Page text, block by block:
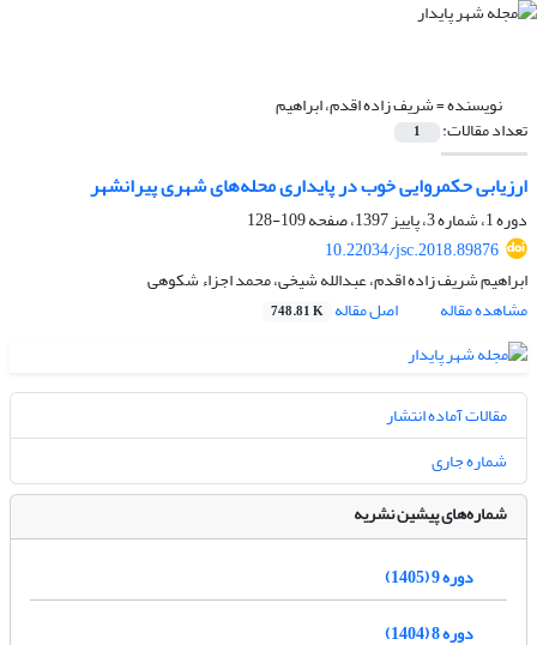
نویسنده =شریف زاده اقدم، ابراهیم
تعداد مقالات: 1
ارزیابی حکمروایی خوب در پایداری محله‌های شهری پیرانشهر
دوره 1، شماره 3، پاییز 1397، صفحه
109-128
10.22034/jsc.2018.89876
ابراهیم شریف زاده اقدم، عبدالله شیخی، محمد اجزاء شکوهی
مشاهده مقاله
اصل مقاله 748.81 K
مقالات آماده انتشار
شماره جاری
شماره‌های پیشین نشریه
دوره 9 (1405)
دوره 8 (1404)